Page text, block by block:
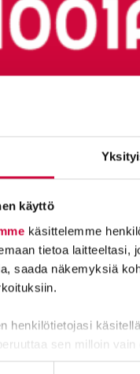
käyttö
käsittelemme
tietoa laitteeltasi,
saada näkemyksiä
henkilötietojasi
sen milloin vain